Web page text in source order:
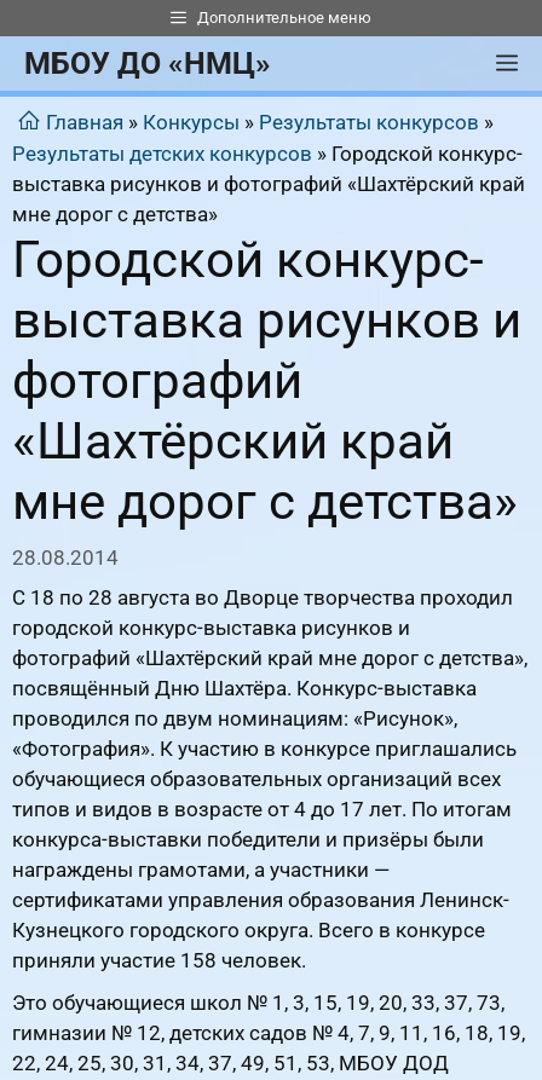
к
содержимому
Дополнительное меню
МБОУ ДО «НМЦ»
Главная » Конкурсы » Результаты конкурсов »
Результаты детских конкурсов » Городской конкурс-
выставка рисунков и фотографий «Шахтёрский край
мне дорог с детства»
Городской конкурс-
выставка рисунков и
фотографий
«Шахтёрский край
мне дорог с детства»
28.08.2014
С 18 по 28 августа во Дворце творчества проходил
городской конкурс-выставка рисунков и
фотографий «Шахтёрский край мне дорог с детства»,
посвящённый Дню Шахтёра. Конкурс-выставка
проводился по двум номинациям: «Рисунок»,
«Фотография». К участию в конкурсе приглашались
обучающиеся образовательных организаций всех
типов и видов в возрасте от 4 до 17 лет. По итогам
конкурса-выставки победители и призёры были
награждены грамотами, а участники —
сертификатами управления образования Ленинск-
Кузнецкого городского округа. Всего в конкурсе
приняли участие 158 человек.
Это обучающиеся школ № 1, 3, 15, 19, 20, 33, 37, 73,
гимназии № 12, детских садов № 4, 7, 9, 11, 16, 18, 19,
22, 24, 25, 30, 31, 34, 37, 49, 51, 53, МБОУ ДОД